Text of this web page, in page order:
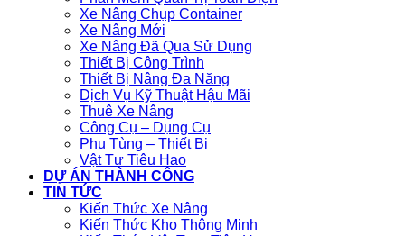
Xe Nâng Chụp Container
Xe Nâng Mới
Xe Nâng Đã Qua Sử Dụng
Thiết Bị Công Trình
Thiết Bị Nâng Đa Năng
Dịch Vụ Kỹ Thuật Hậu Mãi
Thuê Xe Nâng
Công Cụ – Dụng Cụ
Phụ Tùng – Thiết Bị
Vật Tư Tiêu Hao
DỰ ÁN THÀNH CÔNG
TIN TỨC
Kiến Thức Xe Nâng
Kiến Thức Kho Thông Minh